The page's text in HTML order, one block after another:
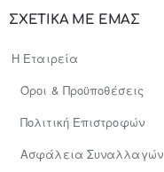
ΣΧΕΤΙΚΑ ΜΕ ΕΜΑΣ
Η Εταιρεία
Όροι & Προϋποθέσεις
Πολιτική Επιστροφών
Ασφάλεια Συναλλαγών
σας..